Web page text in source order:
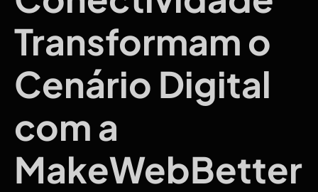
Transformam o
Cenário Digital
com a
MakeWebBetter